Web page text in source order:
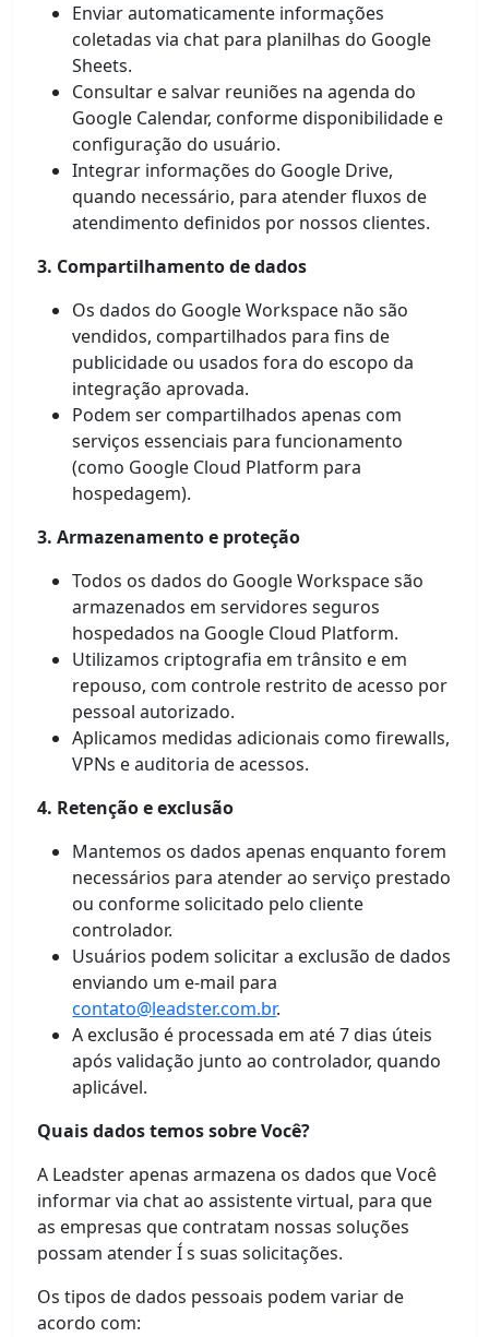
Enviar automaticamente informações
coletadas via chat para planilhas do Google
Sheets.
Consultar e salvar reuniões na agenda do
Google Calendar, conforme disponibilidade e
configuração do usuário.
Integrar informações do Google Drive,
quando necessário, para atender fluxos de
atendimento definidos por nossos clientes.
3. Compartilhamento de dados
Os dados do Google Workspace não são
vendidos, compartilhados para fins de
publicidade ou usados fora do escopo da
integração aprovada.
Podem ser compartilhados apenas com
serviços essenciais para funcionamento
(como Google Cloud Platform para
hospedagem).
3. Armazenamento e proteção
Todos os dados do Google Workspace são
armazenados em servidores seguros
hospedados na Google Cloud Platform.
Utilizamos criptografia em trânsito e em
repouso, com controle restrito de acesso por
pessoal autorizado.
Aplicamos medidas adicionais como firewalls,
VPNs e auditoria de acessos.
4. Retenção e exclusão
Mantemos os dados apenas enquanto forem
necessários para atender ao serviço prestado
ou conforme solicitado pelo cliente
controlador.
Usuários podem solicitar a exclusão de dados
enviando um e-mail para
contato@leadster.com.br.
A exclusão é processada em até 7 dias úteis
após validação junto ao controlador, quando
aplicável.
Quais dados temos sobre Você?
A Leadster apenas armazena os dados que Você
informar via chat ao assistente virtual, para que
as empresas que contratam nossas soluções
possam atender Í s suas solicitações.
Os tipos de dados pessoais podem variar de
acordo com: